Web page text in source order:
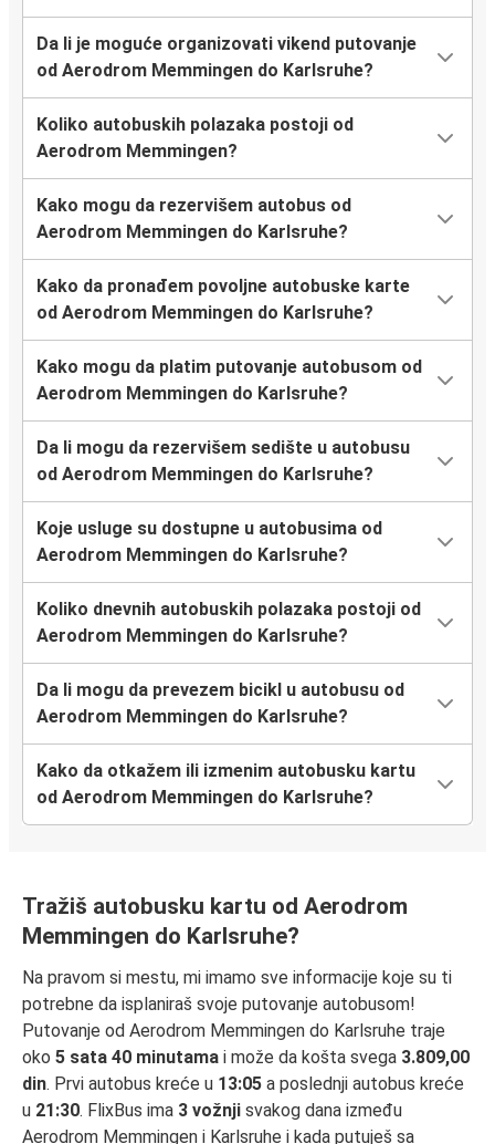
Da li je moguće organizovati vikend putovanje
od Aerodrom Memmingen do Karlsruhe?
Koliko autobuskih polazaka postoji od
Aerodrom Memmingen?
Kako mogu da rezervišem autobus od
Aerodrom Memmingen do Karlsruhe?
Kako da pronađem povoljne autobuske karte
od Aerodrom Memmingen do Karlsruhe?
Kako mogu da platim putovanje autobusom od
Aerodrom Memmingen do Karlsruhe?
Da li mogu da rezervišem sedište u autobusu
od Aerodrom Memmingen do Karlsruhe?
Koje usluge su dostupne u autobusima od
Aerodrom Memmingen do Karlsruhe?
Koliko dnevnih autobuskih polazaka postoji od
Aerodrom Memmingen do Karlsruhe?
Da li mogu da prevezem bicikl u autobusu od
Aerodrom Memmingen do Karlsruhe?
Kako da otkažem ili izmenim autobusku kartu
od Aerodrom Memmingen do Karlsruhe?
Tražiš autobusku kartu od Aerodrom
Memmingen do Karlsruhe?
Na pravom si mestu, mi imamo sve informacije koje su ti
potrebne da isplaniraš svoje putovanje autobusom!
Putovanje od Aerodrom Memmingen do Karlsruhe traje
oko 5 sata 40 minutama i može da košta svega 3.809,00
din. Prvi autobus kreće u 13:05 a poslednji autobus kreće
u 21:30. FlixBus ima 3 vožnji svakog dana između
Aerodrom Memmingen i Karlsruhe i kada putuješ sa